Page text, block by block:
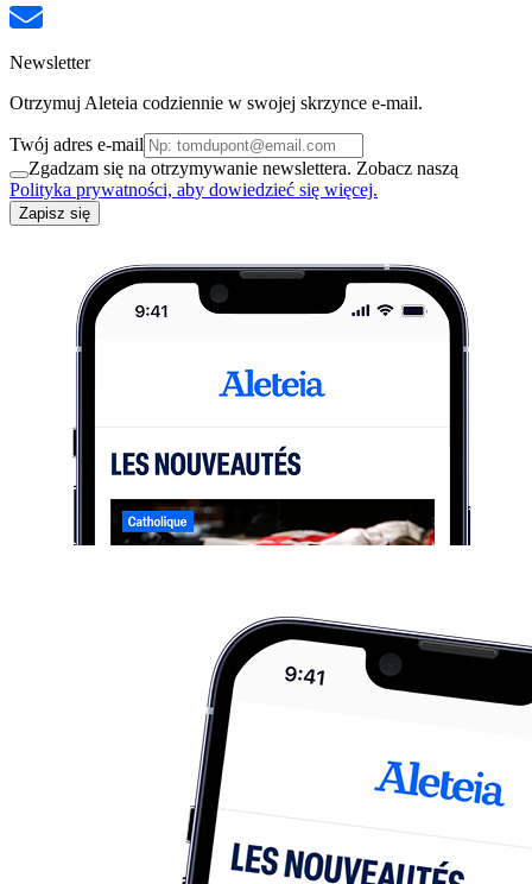
Newsletter
Otrzymuj Aleteia codziennie w swojej skrzynce e-mail.
Twój adres e-mail
Zgadzam się na otrzymywanie newslettera. Zobacz naszą
Polityka prywatności, aby dowiedzieć się więcej.
Zapisz się